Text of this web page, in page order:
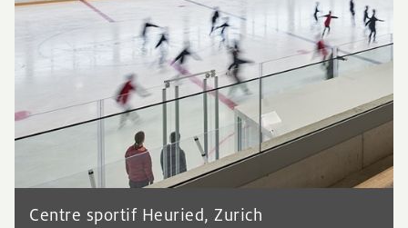
Centre sportif Heuried, Zurich